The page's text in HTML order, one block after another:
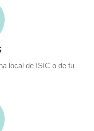
local de ISIC o de tu